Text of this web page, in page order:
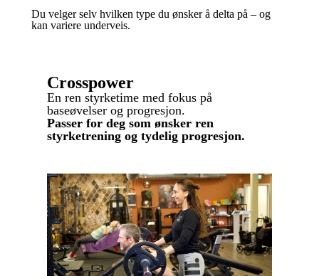
Du velger selv hvilken type du ønsker å delta på – og
kan variere underveis.
Crosspower
En ren styrketime med fokus på
baseøvelser og progresjon.
Passer for deg som ønsker ren
styrketrening og tydelig progresjon.